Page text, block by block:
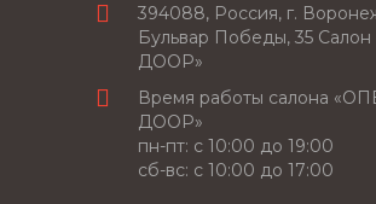
394088, Россия, г.
Бульвар Победы, 35
ДООР»
Время работы салона
ДООР»
пн-пт: c 10:00 до 19:00
сб-вс: с 10:00 до 17:00